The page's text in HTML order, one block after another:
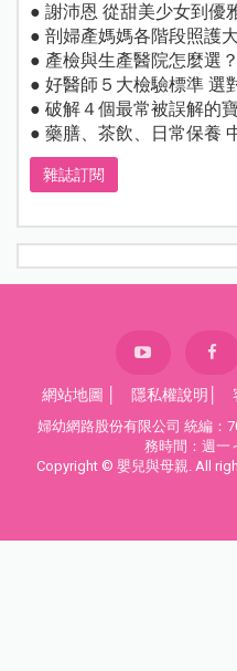
● 謝沛恩 從甜美少女到優
● 剖婦產媽媽各階段照護
● 產檢與生產醫院怎麼選？
● 好醫師５大檢驗標準 選
● 破解４個最常被誤解的
● 藥膳、茶飲、日常保養
雜誌訂閱
網站地圖 隱私權說明
婦幼網路股份有限公司 統編：
務時間：週一
Copyright © 嬰兒與母親. All